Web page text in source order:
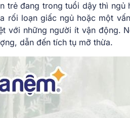
trẻ đang trong tuổi dậy thì
rối loạn giấc ngủ hoặc một
với những người ít vận động.
dẫn đến tích tụ mỡ thừa.